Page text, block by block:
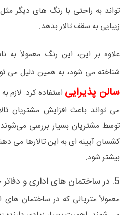
تواند به راحتی با رنگ های دیگر
زیبایی به سقف تالار بدهد.
علاوه بر این، این رنگ معمولاً به
شناخته می شود، به همین دلیل می
سالن پذیرایی استفاده کرد. لازم
می تواند باعث افزایش مشتریان
توسط مشتریان بسیار بررسی
کشسان آیینه ای به این تالارها می
بیشتر شود.
5. در ساختمان های اداری و دفاتر خصوصی
معمولاً متریالی که در ساختمان